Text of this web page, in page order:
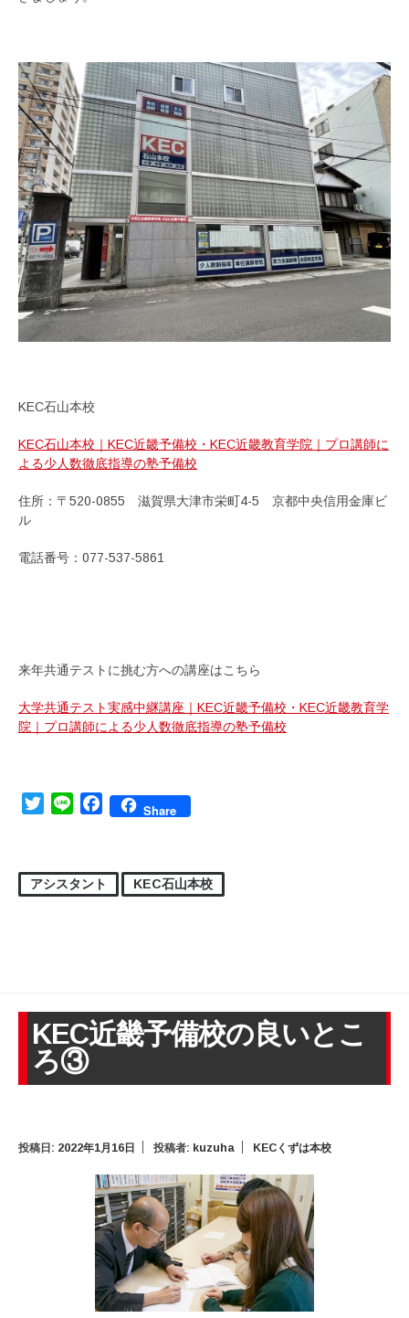
KEC石山本校
KEC石山本校｜KEC近畿予備校・KEC近畿教育学院｜プロ講師に
よる少人数徹底指導の塾予備校
住所：〒520-0855 滋賀県大津市栄町4-5 京都中央信用金庫ビ
ル
電話番号：077-537-5861
来年共通テストに挑む方への講座はこちら
大学共通テスト実感中継講座｜KEC近畿予備校・KEC近畿教育学
院｜プロ講師による少人数徹底指導の塾予備校
TwitterLine FacebookShare
アシスタント KEC石山本校
KEC近畿予備校の良いとこ
ろ③
投稿日: 2022年1月16日 投稿者: kuzuha KECくずは本校